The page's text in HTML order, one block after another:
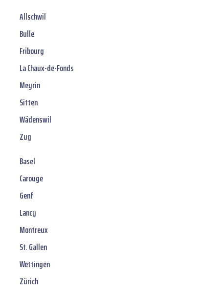
Allschwil
Bulle
Fribourg
La Chaux-de-Fonds
Meyrin
Sitten
Wädenswil
Zug
Basel
Carouge
Genf
Lancy
Montreux
St. Gallen
Wettingen
Zürich